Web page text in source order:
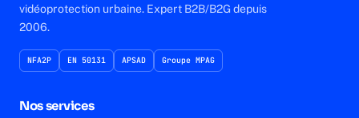
vidéoprotection urbaine. Expert B2B/B2G depuis
2006.
NFA2P EN 50131 APSAD Groupe MPAG
Nos services